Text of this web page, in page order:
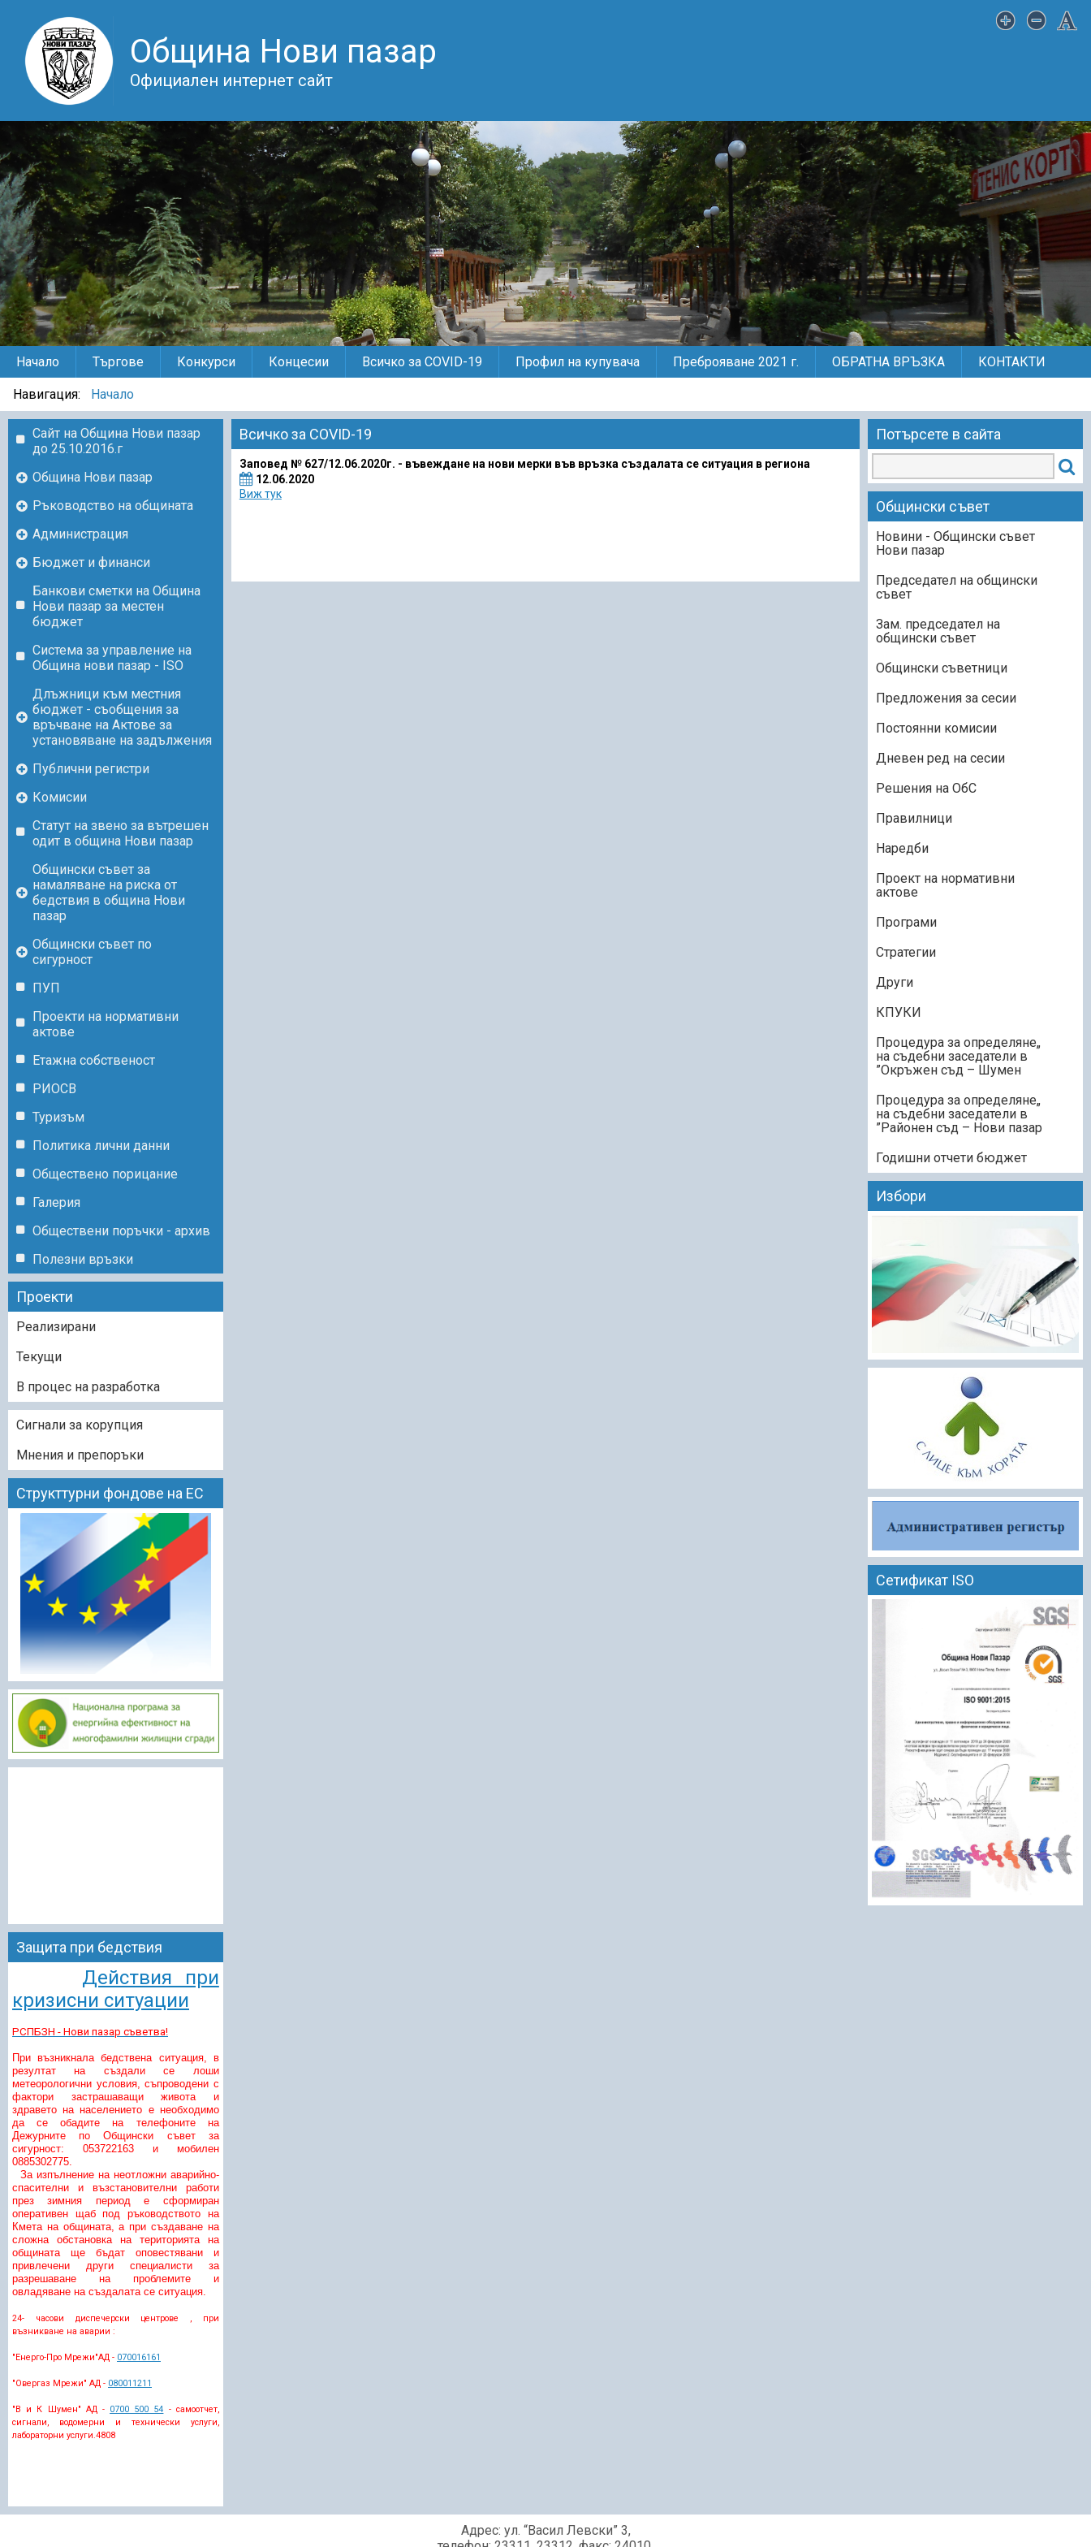
Община Нови пазар
Официален интернет сайт
Начало Търгове Конкурси Концесии Всичко за COVID-19 Профил на купувача Преброяване 2021 г. ОБРАТНА ВРЪЗКА КОНТАКТИ
Навигация: Начало
Сайт на Община Нови пазар
до 25.10.2016.г
Община Нови пазар
Ръководство на общината
Администрация
Бюджет и финанси
Банкови сметки на Община
Нови пазар за местен
бюджет
Система за управление на
Община нови пазар - ISO
Длъжници към местния
бюджет - съобщения за
връчване на Актове за
установяване на задължения
Публични регистри
Комисии
Статут на звено за вътрешен
одит в община Нови пазар
Общински съвет за
намаляване на риска от
бедствия в община Нови
пазар
Общински съвет по
сигурност
ПУП
Проекти на нормативни
актове
Етажна собственост
РИОСВ
Туризъм
Политика лични данни
Обществено порицание
Галерия
Обществени поръчки - архив
Полезни връзки
Проекти
Реализирани
Текущи
В процес на разработка
Сигнали за корупция
Мнения и препоръки
Структтурни фондове на ЕС
Защита при бедствия
Действия при
кризисни ситуации
РСПБЗН - Нови пазар съветва!
При възникнала бедствена ситуация, в
резултат на създали се лоши
метеорологични условия, съпроводени с
фактори застрашаващи живота и
здравето на населението е необходимо
да се обадите на телефоните на
Дежурните по Общински съвет за
сигурност: 053722163 и мобилен
0885302775.
За изпълнение на неотложни аварийно-
спасителни и възстановителни работи
през зимния период е сформиран
оперативен щаб под ръководството на
Кмета на общината, а при създаване на
сложна обстановка на територията на
общината ще бъдат оповестявани и
привлечени други специалисти за
разрешаване на проблемите и
овладяване на създалата се ситуация.
24- часови диспечерски центрове , при
възникване на аварии :
"Енерго-Про Мрежи"АД - 070016161
"Овергаз Мрежи" АД - 080011211
"В и К Шумен" АД - 0700 500 54 - самоотчет,
сигнали, водомерни и технически услуги,
лабораторни услуги. 4808
Всичко за COVID-19
Заповед № 627/12.06.2020г. - въвеждане на нови мерки във връзка създалата се ситуация в региона
12.06.2020
Виж тук
Потърсете в сайта
Общински съвет
Новини - Общински съвет
Нови пазар
Председател на общински
съвет
Зам. председател на
общински съвет
Общински съветници
Предложения за сесии
Постоянни комисии
Дневен ред на сесии
Решения на ОбС
Правилници
Наредби
Проект на нормативни
актове
Програми
Стратегии
Други
КПУКИ
„Процедура за определяне
на съдебни заседатели в
Окръжен съд – Шумен”
„Процедура за определяне
на съдебни заседатели в
Районен съд – Нови пазар”
Годишни отчети бюджет
Избори
Сетификат ISO
Адрес: ул. “Васил Левски” 3,